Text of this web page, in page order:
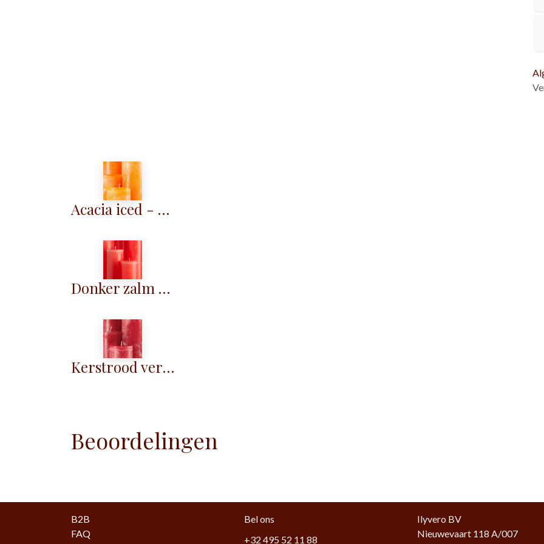
Acacia iced - KM023
Donker zalm glad - KG053
Kerstrood verijst - KM071
Beoordelingen
B2B
FAQ
Bel ons
+32 495 52 11 88
Ilyvero BV
Nieuwevaart 118 A/007